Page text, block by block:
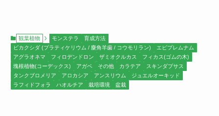
観葉植物 モンステラ
育成方法
ビカクシダ (プラティケリウム / 麋角羊歯 / コウモリラン)
エピプレムナム
アグラオネマ
フィロデンドロン ザミオクルカス
フィカス(ゴムの木)
塊根植物(コーデックス)
アガベ その他 カラテア
スキンダプサス
タンクブロメリア
アロカシア アンスリウム
ジュエルオーキッド
ラフィドフォラ
ハオルチア 栽培環境 盆栽